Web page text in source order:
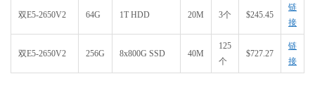
双E5-2650V2 64G 1T HDD 20M 3个 $245.45
链
接
双E5-2650V2 256G 8x800G SSD 40M
125
个
$727.27
链
接